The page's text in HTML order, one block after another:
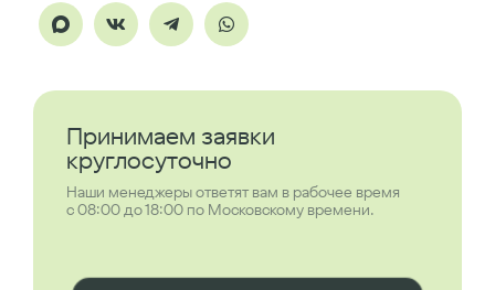
Принимаем заявки
круглосуточно
Наши менеджеры ответят вам в рабочее время
с 08:00 до 18:00 по Московскому времени.